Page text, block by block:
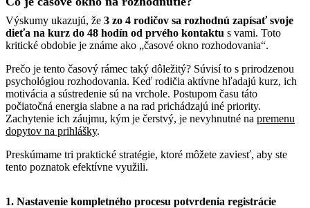
Výskumy ukazujú, že 3 zo 4 rodičov sa rozhodnú zapísať svoje
dieťa na kurz do 48 hodín od prvého kontaktu s vami. Toto
kritické obdobie je známe ako „časové okno rozhodovania“.
Prečo je tento časový rámec taký dôležitý? Súvisí to s prirodzenou
psychológiou rozhodovania. Keď rodičia aktívne hľadajú kurz, ich
motivácia a sústredenie sú na vrchole. Postupom času táto
počiatočná energia slabne a na rad prichádzajú iné priority.
Zachytenie ich záujmu, kým je čerstvý, je nevyhnutné na premenu
dopytov na prihlášky.
Preskúmame tri praktické stratégie, ktoré môžete zaviesť, aby ste
tento poznatok efektívne využili.
1. Nastavenie kompletného procesu potvrdenia registrácie